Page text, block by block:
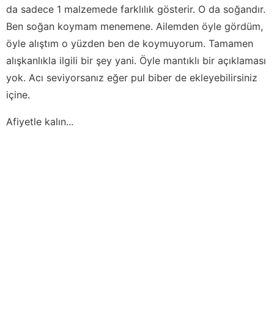
da sadece 1 malzemede farklılık gösterir. O da soğandır.
Ben soğan koymam menemene. Ailemden öyle gördüm,
öyle alıştım o yüzden ben de koymuyorum. Tamamen
alışkanlıkla ilgili bir şey yani. Öyle mantıklı bir açıklaması
yok. Acı seviyorsanız eğer pul biber de ekleyebilirsiniz
içine.
Afiyetle kalın...